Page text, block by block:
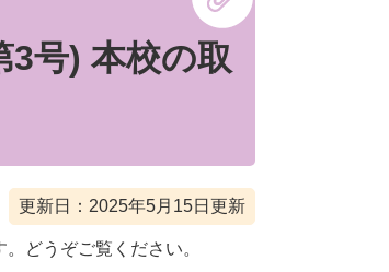
3号) 本校の取
更新日：2025年5月15日更新
どうぞご覧ください。